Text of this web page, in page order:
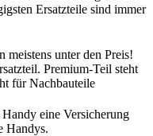
Ersatzteile sind immer
meistens unter den Preis!
Premium-Teil steht
für Nachbauteile
eine Versicherung
Handys.